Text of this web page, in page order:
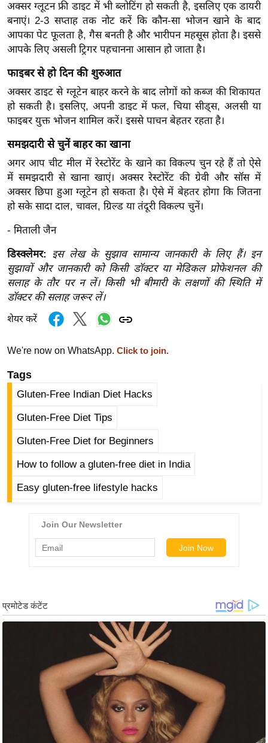
ग
इं
डि
या
सा
हि
त्य
ज
त
ऑ
टो
व
न्यू
ज
ब्री
फ
म
नो
ज
ज
ग
ली
वु
हॉ
मी
क्षा
अक्सर ग्लूटन फ्री डाइट में भी ब्लोटिंग हो सकती है, इसलिए एक डायरी
बनाएं। 2-3 सप्ताह तक नोट करें कि कौन-सा भोजन खाने के बाद
आपका पेट फूलता है, गैस बनती है और भारीपन महसूस होता है। इससे
आपके लिए असली ट्रिगर पहचानना आसान हो जाता है।
फाइबर से हो दिन की शुरुआत
अक्सर डाइट से ग्लूटेन बाहर करने के बाद लोगों को कब्ज की शिकायत
हो सकती है। इसलिए, अपनी डाइट में फल, चिया सीड्स, अलसी या
फाइबर युक्त भोजन शामिल करें। इससे पाचन बेहतर रहता है।
समझदारी से चुनें बाहर का खाना
अगर आप चीट मील में रेस्टोरेंट के खाने का विकल्प चुन रहे हैं तो ऐसे
में समझदारी से खाना खाएं। अक्सर रेस्टोरेंट की ग्रेवी और सॉस में
अक्सर छिपा हुआ ग्लूटेन हो सकता है। ऐसे में बेहतर होगा कि जितना
हो सके सादा दाल, चावल, ग्रिल्ड या तंदूरी विकल्प चुनें।
- मिताली जैन
डिस्क्लेमर: इस लेख के सुझाव सामान्य जानकारी के लिए हैं। इन
सुझावों और जानकारी को किसी डॉक्टर या मेडिकल प्रोफेशनल की
सलाह के तौर पर न लें। किसी भी बीमारी के लक्षणों की स्थिति में
डॉक्टर की सलाह जरूर लें।
शेयर करें
We're now on WhatsApp. Click to join.
Tags
Gluten-Free Indian Diet Hacks
Gluten-Free Diet Tips
Gluten-Free Diet for Beginners
How to follow a gluten-free diet in India
Easy gluten-free lifestyle hacks